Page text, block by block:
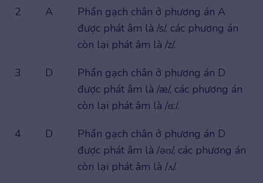
2
A
Phần gạch chân ở phương án A
được phát âm là /s/, các phương án
còn lại phát âm là /z/.
3
D
Phần gạch chân ở phương án D
được phát âm là /æ/, các phương án
còn lại phát âm là /ɑ:/.
4
D
Phần gạch chân ở phương án D
được phát âm là /əʊ/, các phương án
còn lại phát âm là /ʌ/.